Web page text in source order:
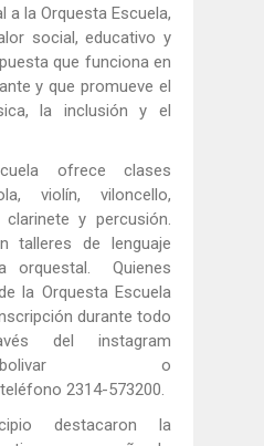
a la Orquesta Escuela,
social, educativo y
que funciona en
y que promueve el
la inclusión y el
ofrece clases
violín, viloncello,
y percusión.
talleres de lenguaje
orquestal. Quienes
la Orquesta Escuela
durante todo
del instagram
o
2314-573200.
destacaron la